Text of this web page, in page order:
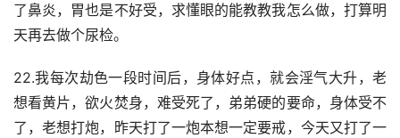
了鼻炎，胃也是不好受，求懂眼的能教教我怎么做，打算明
天再去做个尿检。
22.我每次劫色一段时间后，身体好点，就会淫气大升，老
想看黄片，欲火焚身，难受死了，弟弟硬的要命，身体受不
了，老想打炮，昨天打了一炮本想一定要戒，今天又打了一